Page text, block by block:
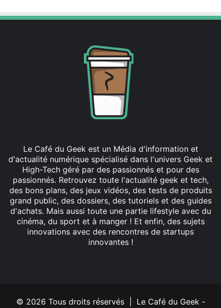
Le Café du Geek est un Média d'information et
d'actualité numérique spécialisé dans l'univers Geek et
High-Tech géré par des passionnés et pour des
passionnés. Retrouvez toute l'actualité geek et tech,
des bons plans, des jeux vidéos, des tests de produits
grand public, des dossiers, des tutoriels et des guides
d'achats. Mais aussi toute une partie lifestyle avec du
cinéma, du sport et à manger ! Et enfin, des sujets
innovations avec des rencontres de startups
innovantes !
© 2026 Tous droits réservés | Le Café du Geek -